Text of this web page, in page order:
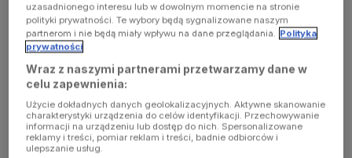
browser
console for
more
information)
uzasadnionego interesu lub w dowolnym momencie na stronie
polityki prywatności. Te wybory będą sygnalizowane naszym
partnerom i nie będą miały wpływu na dane przeglądania. Polityka
prywatności
Wraz z naszymi partnerami przetwarzamy dane w
celu zapewnienia:
Użycie dokładnych danych geolokalizacyjnych. Aktywne skanowanie
charakterystyki urządzenia do celów identyfikacji. Przechowywanie
informacji na urządzeniu lub dostęp do nich. Spersonalizowane
reklamy i treści, pomiar reklam i treści, badnie odbiorców i
ulepszanie usług.